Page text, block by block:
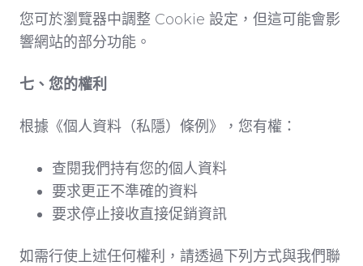
您可於瀏覽器中調整 Cookie 設定，但這可能會影
響網站的部分功能。
七、您的權利
根據《個人資料（私隱）條例》，您有權：
查閱我們持有您的個人資料
要求更正不準確的資料
要求停止接收直接促銷資訊
如需行使上述任何權利，請透過下列方式與我們聯